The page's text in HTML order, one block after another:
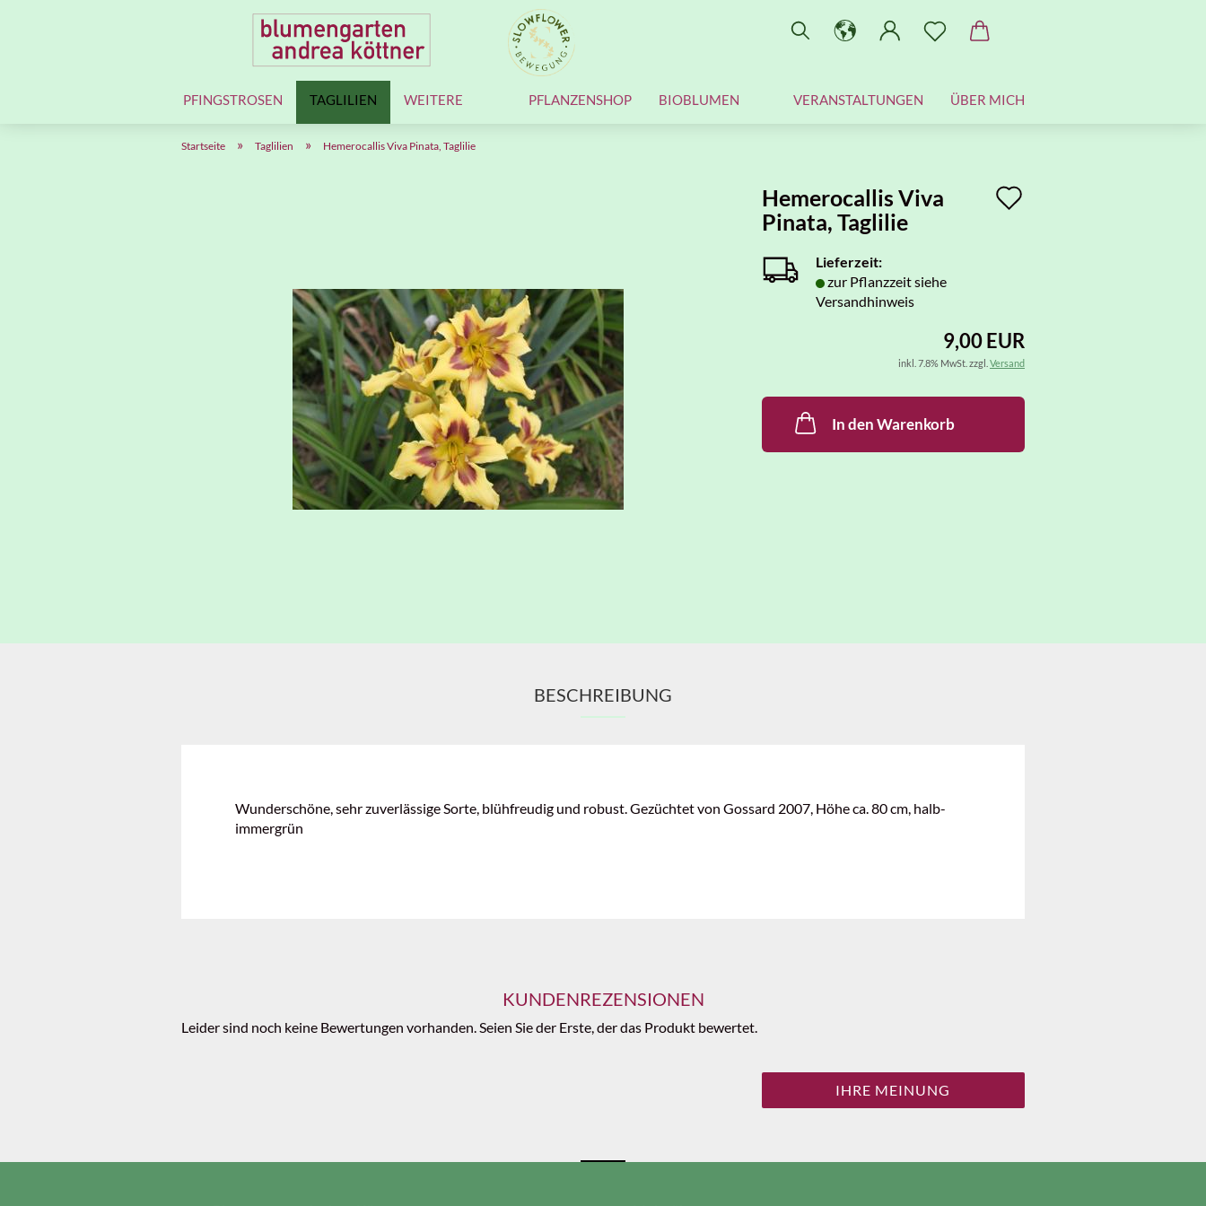
PFINGSTROSEN TAGLILIEN PFLANZENSHOP BIOBLUMEN VERANSTALTUNGEN ÜBER MICH
WEITERE
Startseite » Taglilien » Hemerocallis Viva Pinata, Taglilie
Hemerocallis Viva
Pinata, Taglilie
Lieferzeit:
zur Pflanzzeit siehe
Versandhinweis
9,00 EUR
inkl. 7.8% MwSt. zzgl. Versand
In den Warenkorb
BESCHREIBUNG
Wunderschöne, sehr zuverlässige Sorte, blühfreudig und robust. Gezüchtet von Gossard 2007, Höhe ca. 80 cm, halb-
immergrün
KUNDENREZENSIONEN
Leider sind noch keine Bewertungen vorhanden. Seien Sie der Erste, der das Produkt bewertet.
IHRE MEINUNG